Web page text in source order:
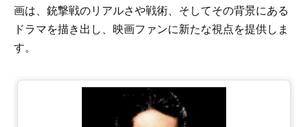
画は、銃撃戦のリアルさや戦術、そしてその背景にある
ドラマを描き出し、映画ファンに新たな視点を提供しま
す。